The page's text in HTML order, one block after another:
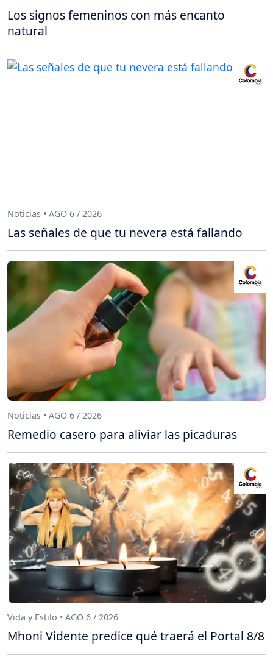
Los signos femeninos con más encanto
natural
Noticias • AGO 6 / 2026
Las señales de que tu nevera está fallando
Noticias • AGO 6 / 2026
Remedio casero para aliviar las picaduras
Vida y Estilo • AGO 6 / 2026
Mhoni Vidente predice qué traerá el Portal 8/8